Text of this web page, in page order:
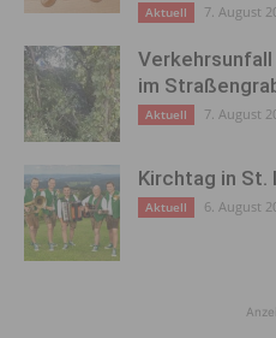
Aktuell 7. August
im
Aktuell 7. August
Kirchtag in St.
Aktuell 6. August